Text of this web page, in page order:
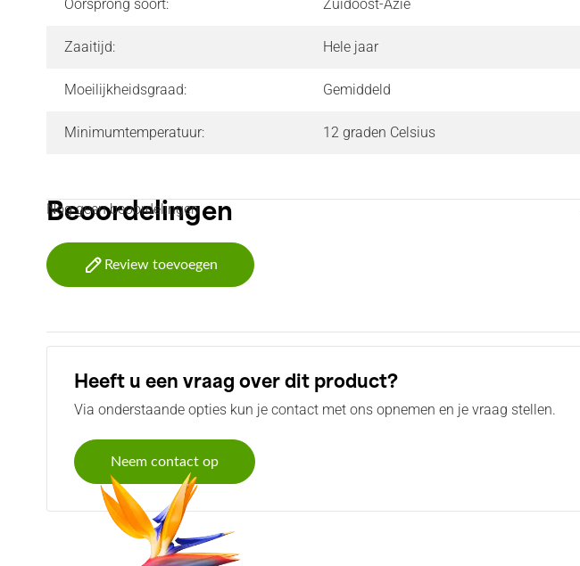
Oorsprong soort: Zuidoost-Azië
Zaaitijd: Hele jaar
Moeilijkheidsgraad: Gemiddeld
Minimumtemperatuur: 12 graden Celsius
Beoordelingen
Nog geen beoordelingen
Review toevoegen
Heeft u een vraag over dit product?
Via onderstaande opties kun je contact met ons opnemen en je vraag stellen.
Neem contact op